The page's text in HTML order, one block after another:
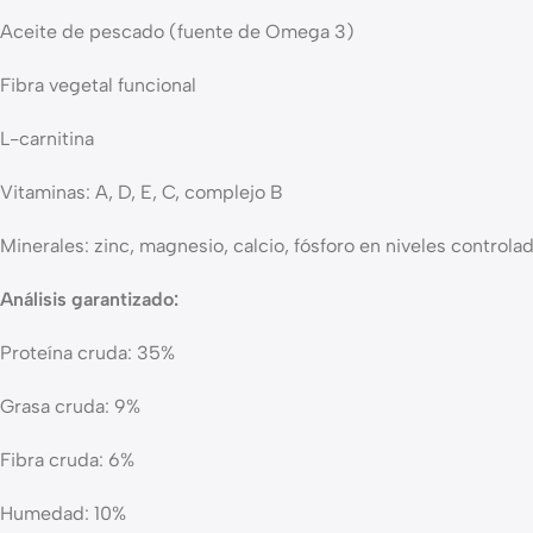
Aceite de pescado (fuente de Omega 3)
Fibra vegetal funcional
L-carnitina
Vitaminas: A, D, E, C, complejo B
Minerales: zinc, magnesio, calcio, fósforo en niveles
Análisis garantizado:
Proteína cruda: 35%
Grasa cruda: 9%
Fibra cruda: 6%
Humedad: 10%